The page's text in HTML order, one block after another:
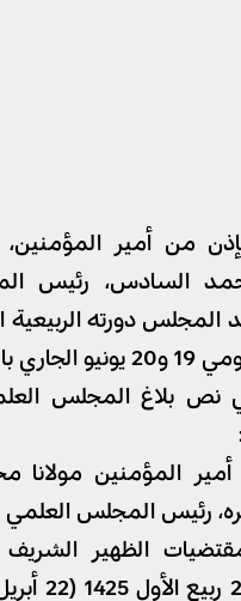
من أمير
السادس، رئيس
المجلس دورته الربيعية
بالرباط.
نص بلاغ المجلس
المؤمنين مولانا
رئيس المجلس العلمي